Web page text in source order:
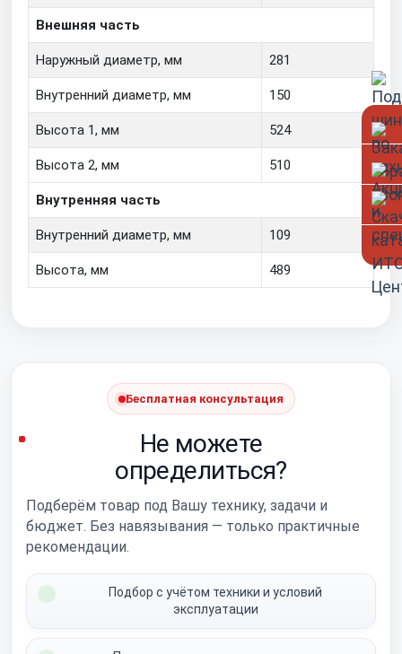
Внешняя часть
Наружный диаметр, мм 281
Внутренний диаметр, мм 150
Высота 1, мм 524
Высота 2, мм 510
Внутренняя часть
Внутренний диаметр, мм 109
Высота, мм 489
Бесплатная консультация
Не можете
определиться?
Подберём товар под Вашу технику, задачи и
бюджет. Без навязывания — только практичные
рекомендации.
Подбор с учётом техники и условий
эксплуатации